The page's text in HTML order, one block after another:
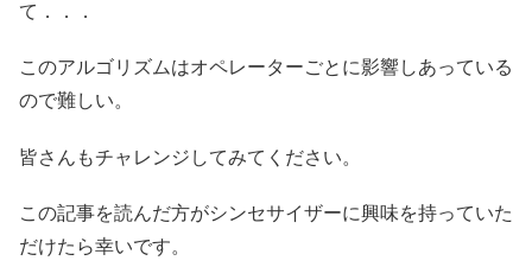
て．．．
このアルゴリズムはオペレーターごとに影響しあっている
ので難しい。
皆さんもチャレンジしてみてください。
この記事を読んだ方がシンセサイザーに興味を持っていた
だけたら幸いです。